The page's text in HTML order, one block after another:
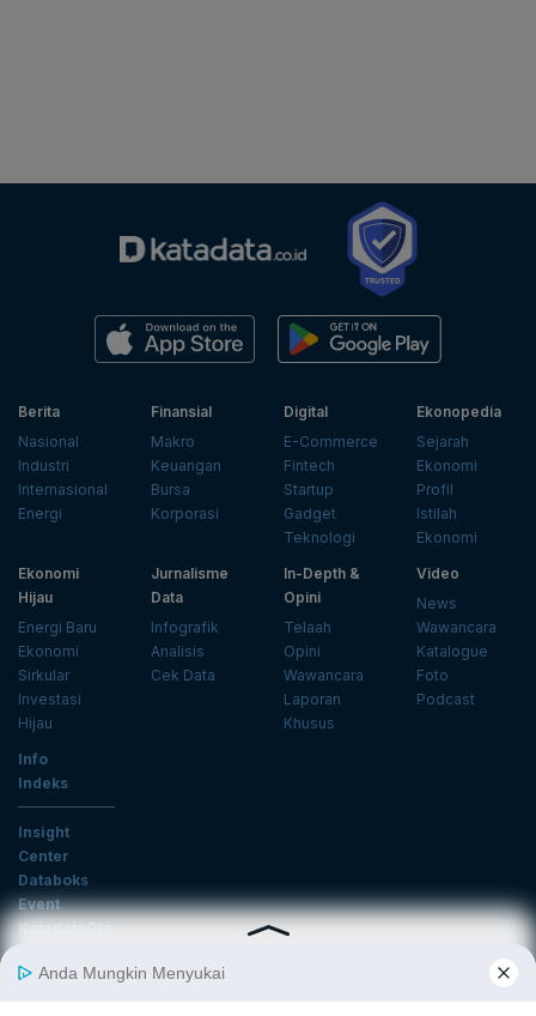
Berita
Nasional
Industri
Internasional
Energi
Finansial
Makro
Keuangan
Bursa
Korporasi
Digital
E-Commerce
Fintech
Startup
Gadget
Teknologi
Ekonopedia
Sejarah
Ekonomi
Profil
Istilah
Ekonomi
Ekonomi
Hijau
Energi Baru
Ekonomi
Sirkular
Investasi
Hijau
Jurnalisme
Data
Infografik
Analisis
Cek Data
In-Depth &
Opini
Telaah
Opini
Wawancara
Laporan
Khusus
Video
News
Wawancara
Katalogue
Foto
Podcast
Info
Indeks
Insight
Center
Databoks
Event
KatadataOto